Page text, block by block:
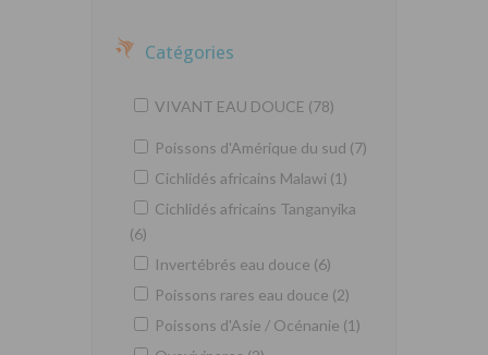
Catégories
VIVANT EAU DOUCE (78)
Poissons d'Amérique du sud (7)
Cichlidés africains Malawi (1)
Cichlidés africains Tanganyika
(6)
Invertébrés eau douce (6)
Poissons rares eau douce (2)
Poissons d'Asie / Océnanie (1)